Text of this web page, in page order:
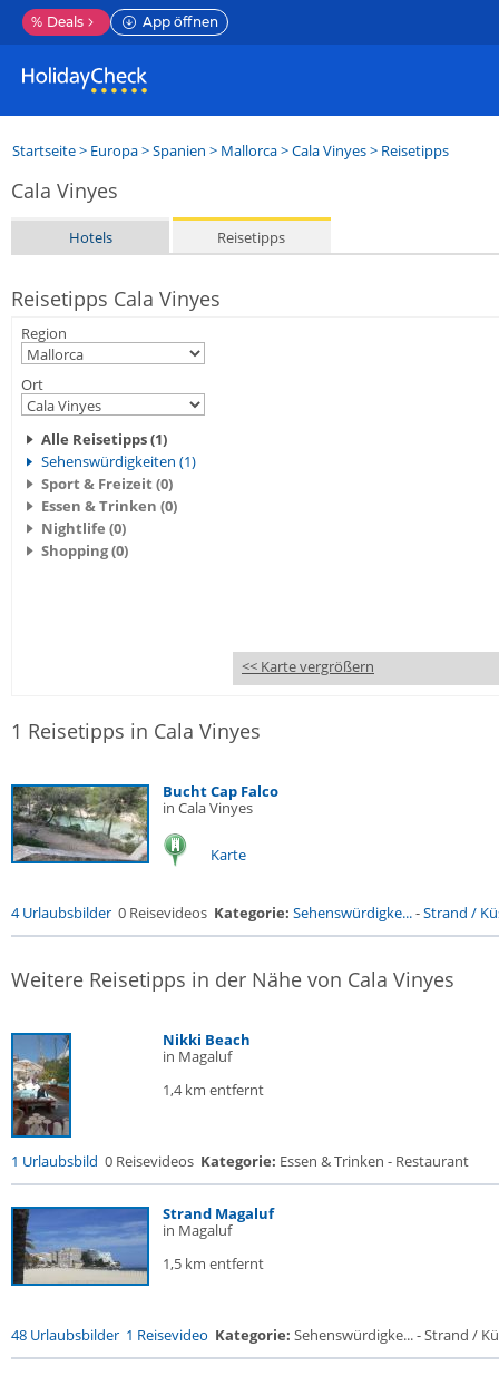
% Deals App öffnen
Startseite> Europa>Spanien > Mallorca>Cala Vinyes> Reisetipps
Cala Vinyes
Hotels Reisetipps
Reisetipps Cala Vinyes
Region
Ort
Alle Reisetipps (1)
Sehenswürdigkeiten (1)
Sport & Freizeit (0)
Essen & Trinken (0)
Nightlife (0)
Shopping (0)
<< Karte vergrößern
1 Reisetipps in Cala Vinyes
Bucht Cap Falco
in Cala Vinyes
Karte
4 Urlaubsbilder 0 Reisevideos Kategorie: Sehenswürdigke...-Strand /
Weitere Reisetipps in der Nähe von Cala Vinyes
Nikki Beach
in Magaluf
1,4 km entfernt
1 Urlaubsbild 0 Reisevideos Kategorie: Essen & Trinken - Restaurant
Strand Magaluf
in Magaluf
1,5 km entfernt
48 Urlaubsbilder 1 Reisevideo Kategorie: Sehenswürdigke... - Strand /